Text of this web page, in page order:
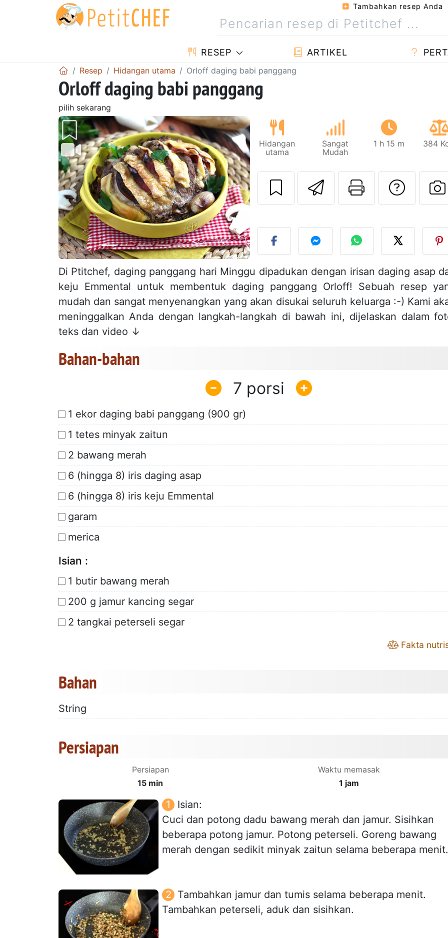
Tambahkan resep Anda
RESEP ARTIKEL
Resep Hidangan utama Orloff daging babi panggang
Orloff daging babi panggang
pilih sekarang
Sebelumnya Berikutnya
Hidangan
utama
Sangat
Mudah
1 h 15 m 384
Kirim resep ini
Cetak
Di Ptitchef, daging panggang hari Minggu dipadukan dengan irisan daging asap
keju Emmental untuk membentuk daging panggang Orloff! Sebuah resep
mudah dan sangat menyenangkan yang akan disukai seluruh keluarga :-) Kami
meninggalkan Anda dengan langkah-langkah di bawah ini, dijelaskan dalam
teks dan video ↓
Bahan-bahan
7
1 ekor daging babi panggang (900 gr)
1 tetes minyak zaitun
2 bawang merah
6 (hingga 8) iris daging asap
6 (hingga 8) iris keju Emmental
garam
merica
Isian :
1 butir bawang merah
200 g jamur kancing segar
2 tangkai peterseli segar
Fakta
Bahan
String
Persiapan
Persiapan
15 min
Waktu memasak
1 jam
Isian:
Cuci dan potong dadu bawang merah dan jamur. Sisihkan
beberapa potong jamur. Potong peterseli. Goreng bawang
merah dengan sedikit minyak zaitun selama beberapa menit.
Tambahkan jamur dan tumis selama beberapa menit.
Tambahkan peterseli, aduk dan sisihkan.